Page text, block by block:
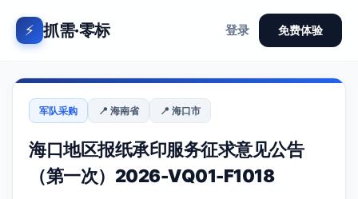
⚡ 抓需·零标 登录 免费体验
军队采购 📍 海南省 📍 海口市
海口地区报纸承印服务征求意见公告
（第一次）2026-VQ01-F1018